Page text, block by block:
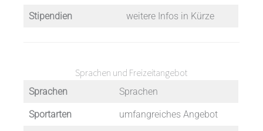
Stipendien weitere Infos in Kürze
Sprachen und Freizeitangebot
Sprachen Sprachen
Sportarten umfangreiches Angebot